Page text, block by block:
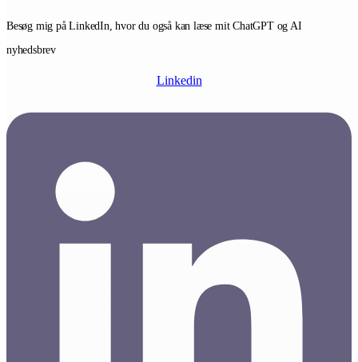
Besøg mig på LinkedIn, hvor du også kan læse mit ChatGPT og AI
nyhedsbrev
Linkedin